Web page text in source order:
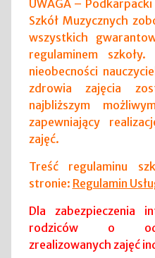
UWAGA –
Szkół Muzycznych
wszystkich
regulaminem
nieobecności
zdrowia zajęcia
najbliższym
zapewniający
zajęć.
Treść regulaminu
stronie: Regulamin
Dla zabezpieczenia
rodziców o
zrealizowanych zajęć